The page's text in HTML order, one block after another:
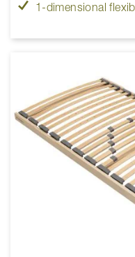
1-dimensional